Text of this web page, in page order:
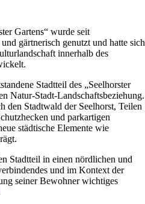
Gartens“ wurde seit
gärtnerisch genutzt und hatte sich
innerhalb des
Stadtteil des „Seelhorster
Natur-Stadt-Landschaftsbeziehung.
den Stadtwald der Seelhorst, Teilen
und parkartigen
städtische Elemente wie
Stadtteil in einen nördlichen und
und im Kontext der
seiner Bewohner wichtiges